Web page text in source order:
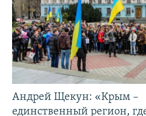
Андрей Щекун: «Крым –
единственный регион,